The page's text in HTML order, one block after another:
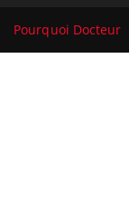
Pourquoi Docteur